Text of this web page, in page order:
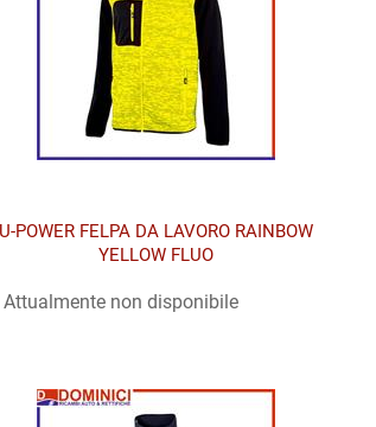
U-POWER FELPA DA LAVORO RAINBOW
YELLOW FLUO
Attualmente non disponibile